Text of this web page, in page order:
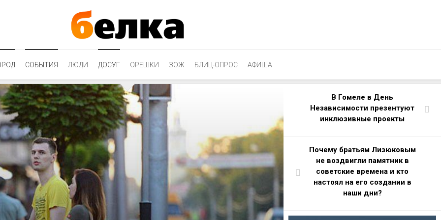
СОБЫТИЯ ЛЮДИ ДОСУГ ОРЕШКИ ЗОЖ БЛИЦ-ОПРОС АФИША
В Гомеле в День
Независимости презентуют
инклюзивные проекты
Почему братьям Лизюковым
не воздвигли памятник в
советские времена и кто
настоял на его создании в
наши дни?